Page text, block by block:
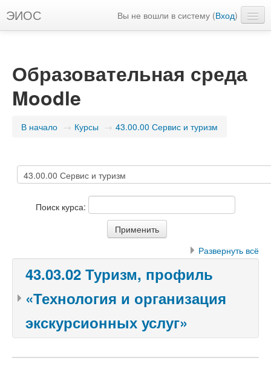
ЭИОС Вы не вошли в систему (Вход)
Образовательная среда
Moodle
В начало → Курсы → 43.00.00 Сервис и туризм
Поиск курса:
Развернуть всё
43.03.02 Туризм, профиль
«Технология и организация
экскурсионных услуг»